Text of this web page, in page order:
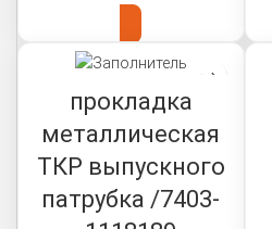
прокладка
металлическая
ТКР выпускного
патрубка /7403-